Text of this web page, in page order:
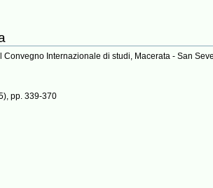
Internazionale di studi, Macerata - San
pp. 339-370